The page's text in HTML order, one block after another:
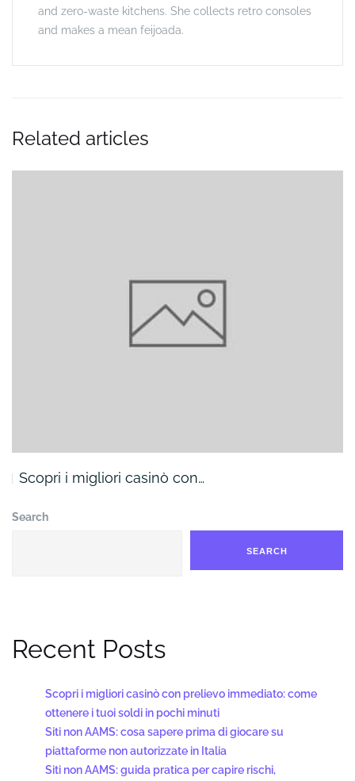
and zero-waste kitchens. She collects retro consoles
and makes a mean feijoada.
Related articles
Scopri i migliori casinò con…
Search
SEARCH
Recent Posts
Scopri i migliori casinò con prelievo immediato: come
ottenere i tuoi soldi in pochi minuti
Siti non AAMS: cosa sapere prima di giocare su
piattaforme non autorizzate in Italia
Siti non AAMS: guida pratica per capire rischi,